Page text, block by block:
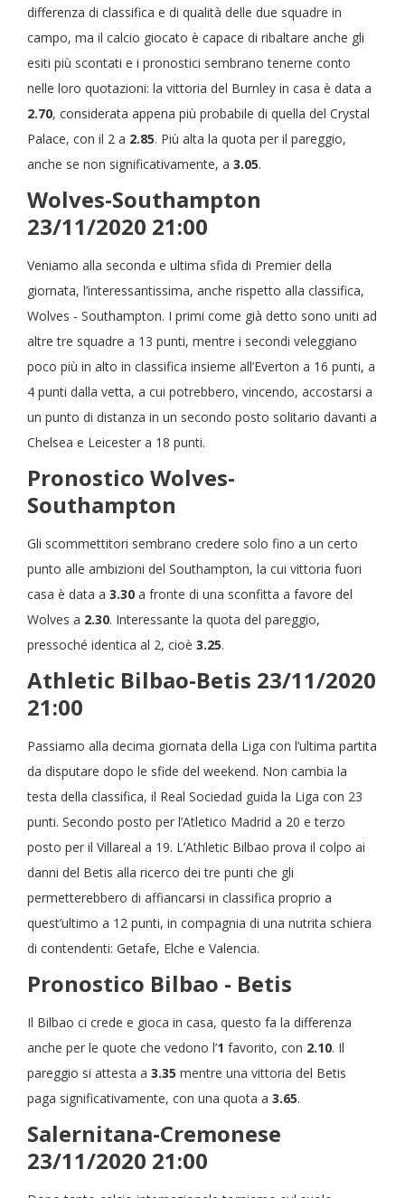
differenza di classifica e di qualità delle due squadre in
campo, ma il calcio giocato è capace di ribaltare anche gli
esiti più scontati e i pronostici sembrano tenerne conto
nelle loro quotazioni: la vittoria del Burnley in casa è data a
2.70, considerata appena più probabile di quella del Crystal
Palace, con il 2 a 2.85. Più alta la quota per il pareggio,
anche se non significativamente, a 3.05.
Wolves-Southampton
23/11/2020 21:00
Veniamo alla seconda e ultima sfida di Premier della
giornata, l’interessantissima, anche rispetto alla classifica,
Wolves - Southampton. I primi come già detto sono uniti ad
altre tre squadre a 13 punti, mentre i secondi veleggiano
poco più in alto in classifica insieme all’Everton a 16 punti, a
4 punti dalla vetta, a cui potrebbero, vincendo, accostarsi a
un punto di distanza in un secondo posto solitario davanti a
Chelsea e Leicester a 18 punti.
Pronostico Wolves-
Southampton
Gli scommettitori sembrano credere solo fino a un certo
punto alle ambizioni del Southampton, la cui vittoria fuori
casa è data a 3.30 a fronte di una sconfitta a favore del
Wolves a 2.30. Interessante la quota del pareggio,
pressoché identica al 2, cioè 3.25.
Athletic Bilbao-Betis 23/11/2020
21:00
Passiamo alla decima giornata della Liga con l’ultima partita
da disputare dopo le sfide del weekend. Non cambia la
testa della classifica, il Real Sociedad guida la Liga con 23
punti. Secondo posto per l’Atletico Madrid a 20 e terzo
posto per il Villareal a 19. L’Athletic Bilbao prova il colpo ai
danni del Betis alla ricerco dei tre punti che gli
permetterebbero di affiancarsi in classifica proprio a
quest’ultimo a 12 punti, in compagnia di una nutrita schiera
di contendenti: Getafe, Elche e Valencia.
Pronostico Bilbao - Betis
Il Bilbao ci crede e gioca in casa, questo fa la differenza
anche per le quote che vedono l’1 favorito, con 2.10. Il
pareggio si attesta a 3.35 mentre una vittoria del Betis
paga significativamente, con una quota a 3.65.
Salernitana-Cremonese
23/11/2020 21:00